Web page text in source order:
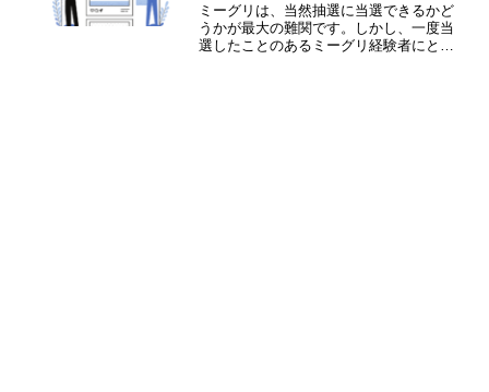
ミーグリは、当然抽選に当選できるかど
うかが最大の難関です。しかし、一度当
選したことのあるミーグリ経験者にとっ